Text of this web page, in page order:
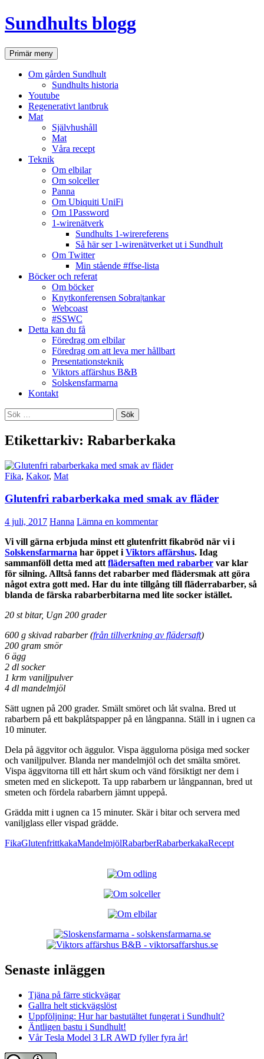
Hoppa
till
Sundhults blogg
SökPrimär meny
Om gården Sundhult
Sundhults historia
Youtube
Regenerativt lantbruk
Mat
Självhushåll
Mat
Våra recept
Teknik
Om elbilar
Om solceller
Panna
Om Ubiquiti UniFi
Om 1Password
1-wirenätverk
Sundhults 1-wirereferens
Så här ser 1-wirenätverket ut i Sundhult
Om Twitter
Min stående #ffse-lista
Böcker och referat
Om böcker
Knytkonferensen Sobra|tankar
Webcoast
#SSWC
Detta kan du få
Föredrag om elbilar
Föredrag om att leva mer hållbart
Presentationsteknik
Viktors affärshus B&B
Solskensfarmarna
Kontakt
Sök
efter:
Etikettarkiv: Rabarberkaka
Fika, Kakor, Mat
Glutenfri rabarberkaka med smak av fläder
4 juli, 2017 Hanna Lämna en kommentar
Vi vill gärna erbjuda minst ett glutenfritt fikabröd när vi i
Solskensfarmarna har öppet i Viktors affärshus. Idag
sammanföll detta med att flädersaften med rabarber var klar
för silning. Alltså fanns det rabarber med flädersmak att göra
något extra gott med. Har du inte tillgång till fläderrabarber, så
blanda de färska rabarberbitarna med lite socker istället.
20 st bitar, Ugn 200 grader
600 g skivad rabarber (från tillverkning av flädersaft)
200 gram smör
6 ägg
2 dl socker
1 krm vaniljpulver
4 dl mandelmjöl
Sätt ugnen på 200 grader. Smält smöret och låt svalna. Bred ut
rabarbern på ett bakplåtspapper på en långpanna. Ställ in i ugnen ca
10 minuter.
Dela på äggvitor och äggulor. Vispa äggulorna pösiga med socker
och vaniljpulver. Blanda ner mandelmjöl och det smälta smöret.
Vispa äggvitorna till ett hårt skum och vänd försiktigt ner dem i
smeten med en slickepott. Ta upp rabarbern ur långpannan, bred ut
smeten och fördela rabarbern jämnt uppepå.
Grädda mitt i ugnen ca 15 minuter. Skär i bitar och servera med
vaniljglass eller vispad grädde.
FikaGlutenfrittkakaMandelmjölRabarberRabarberkakaRecept
Senaste inläggen
Tjäna på färre stickvägar
Gallra helt stickvägslöst
Uppföljning: Hur har bastutältet fungerat i Sundhult?
Äntligen bastu i Sundhult!
Vår Tesla Model 3 LR AWD fyller fyra år!